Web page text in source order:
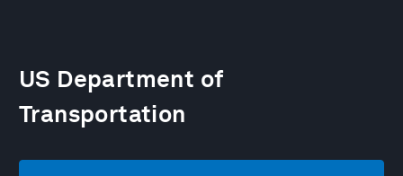
US Department of
Transportation